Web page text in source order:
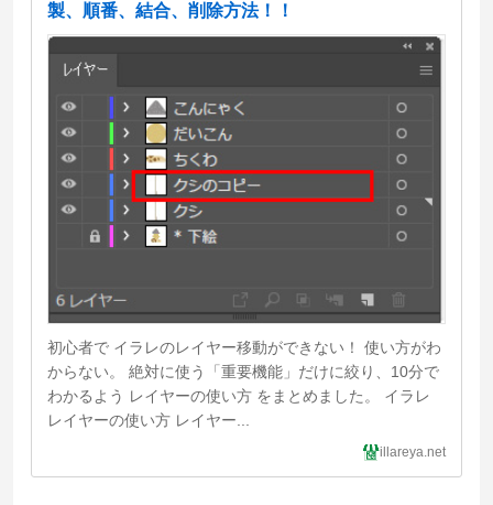
製、順番、結合、削除方法！！
初心者で イラレのレイヤー移動ができない！ 使い方がわ
からない。 絶対に使う「重要機能」だけに絞り、10分で
わかるよう レイヤーの使い方 をまとめました。 イラレ
レイヤーの使い方 レイヤー...
illareya.net